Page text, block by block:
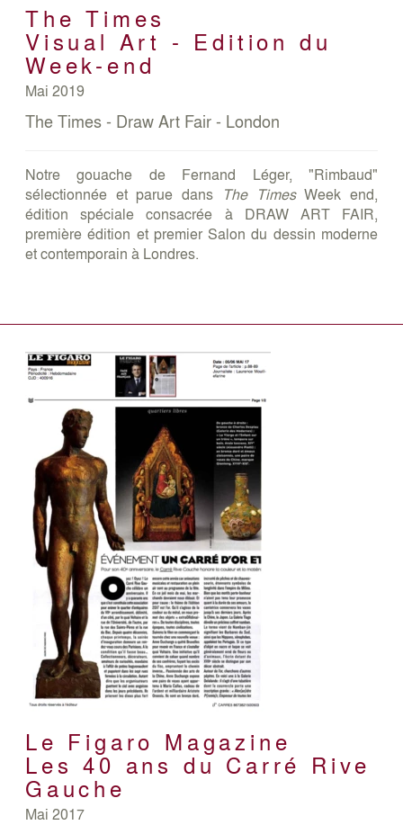
The Times
Visual Art - Edition du
Week-end
Mai 2019
The Times - Draw Art Fair - London
Notre gouache de Fernand Léger, "Rimbaud"
sélectionnée et parue dans The TimesWeek end,
édition spéciale consacrée à DRAW ART FAIR,
première édition et premier Salon du dessin moderne
et contemporain à Londres.
Le Figaro Magazine
Les 40 ans du Carré Rive
Gauche
Mai 2017